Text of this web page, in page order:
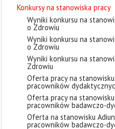
Konkursy na stanowiska pracy
Wyniki konkursu na
o Zdrowiu
Wyniki konkursu na
o Zdrowiu
Wyniki konkursu na
Zdrowiu
Oferta pracy na
pracowników
Oferta pracy na
pracowników badawczo-
Oferta na stanowisku
pracowników badawczo-